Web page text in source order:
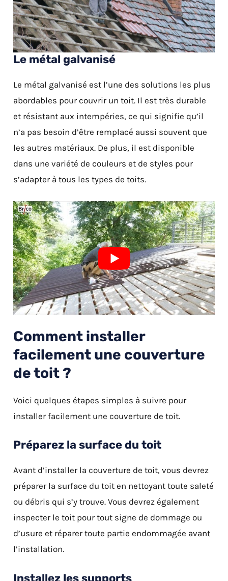
Le métal galvanisé
Le métal galvanisé est l’une des solutions les plus
abordables pour couvrir un toit. Il est très durable
et résistant aux intempéries, ce qui signifie qu’il
n’a pas besoin d’être remplacé aussi souvent que
les autres matériaux. De plus, il est disponible
dans une variété de couleurs et de styles pour
s’adapter à tous les types de toits.
Comment installer
facilement une couverture
de toit ?
Voici quelques étapes simples à suivre pour
installer facilement une couverture de toit.
Préparez la surface du toit
Avant d’installer la couverture de toit, vous devrez
préparer la surface du toit en nettoyant toute saleté
ou débris qui s’y trouve. Vous devrez également
inspecter le toit pour tout signe de dommage ou
d’usure et réparer toute partie endommagée avant
l’installation.
Installez les supports